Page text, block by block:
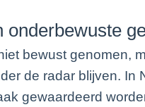
onderbewuste
bewust genomen,
de radar blijven. In
gewaardeerd